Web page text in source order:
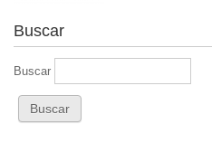
Buscar
Buscar